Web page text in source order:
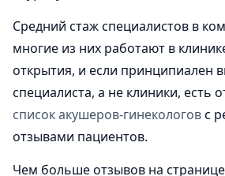
Средний стаж специалистов в
многие из них работают в
открытия, и если принципиален
специалиста, а не клиники, есть
список акушеров-гинекологовс
отзывами пациентов.
Чем больше отзывов на